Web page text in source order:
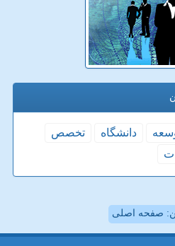
دانشگاه
تخصص
صفحه اصلی